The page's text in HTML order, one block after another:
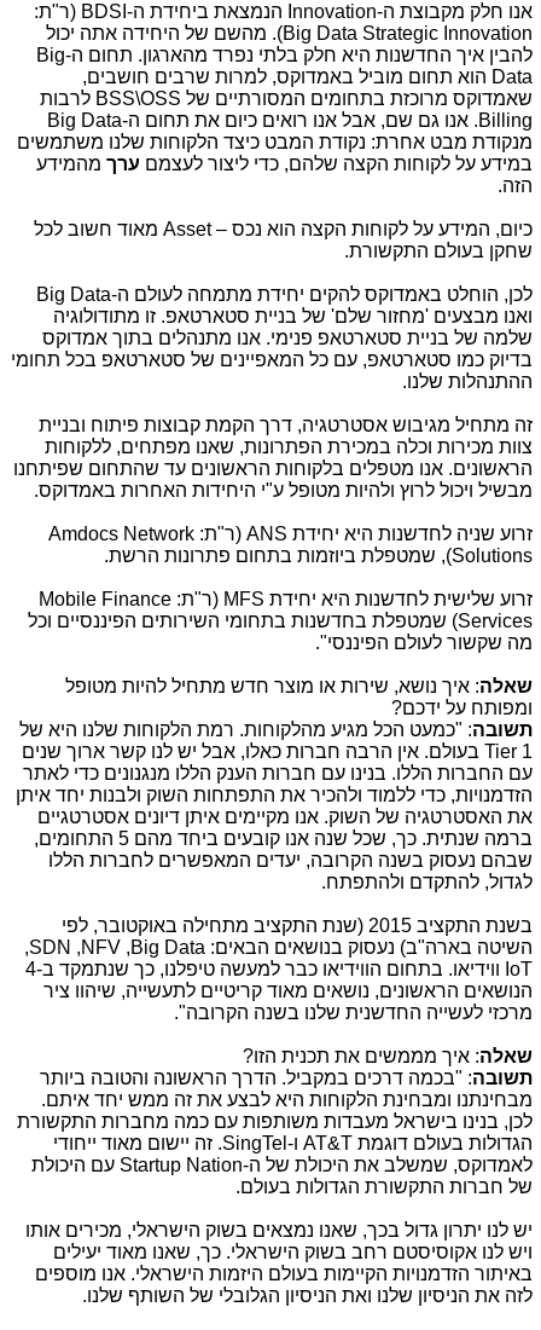
אנו חלק מקבוצת ה-Innovation הנמצאת ביחידת ה- BDSI (ר"ת:
Big Data Strategic Innovation). מהשם של היחידה אתה יכול
להבין איך החדשנות היא חלק בלתי נפרד מהארגון. תחום ה-Big
Data הוא תחום מוביל באמדוקס, למרות שרבים חושבים,
שאמדוקס מרוכזת בתחומים המסורתיים של OSS
\
BSS לרבות
Billing. אנו גם שם, אבל אנו רואים כיום את תחום ה-Big Data
מנקודת מבט אחרת: נקודת המבט כיצד הלקוחות שלנו משתמשים
במידע על לקוחות הקצה שלהם, כדי ליצור לעצמם ערך מהמידע
הזה.
כיום, המידע על לקוחות הקצה הוא נכס –Asset מאוד חשוב לכל
שחקן בעולם התקשורת.
לכן, הוחלט באמדוקס להקים יחידת מתמחה לעולם ה-Big Data
ואנו מבצעים 'מחזור שלם' של בניית סטארטאפ. זו מתודולוגיה
שלמה של בניית סטארטאפ פנימי. אנו מתנהלים בתוך אמדוקס
בדיוק כמו סטארטאפ, עם כל המאפיינים של סטארטאפ בכל תחומי
ההתנהלות שלנו.
זה מתחיל מגיבוש אסטרטגיה, דרך הקמת קבוצות פיתוח ובניית
צוות מכירות וכלה במכירת הפתרונות, שאנו מפתחים, ללקוחות
הראשונים. אנו מטפלים בלקוחות הראשונים עד שהתחום שפיתחנו
מבשיל ויכול לרוץ ולהיות מטופל ע"י היחידות האחרות באמדוקס.
זרוע שניה לחדשנות היא יחידת ANS (ר"ת: Amdocs Network
Solutions), שמטפלת ביוזמות בתחום פתרונות הרשת.
זרוע שלישית לחדשנות היא יחידת MFS (ר"ת:
Mobile Finance
Services) שמטפלת בחדשנות בתחומי השירותים הפיננסיים וכל
מה שקשור לעולם הפיננסי".
שאלה: איך נושא, שירות או מוצר חדש מתחיל להיות מטופל
ומפותח על ידכם?
תשובה: "כמעט הכל מגיע מהלקוחות. רמת הלקוחות שלנו היא של
Tier 1 בעולם. אין הרבה חברות כאלו, אבל יש לנו קשר ארוך שנים
עם החברות הללו. בנינו עם חברות הענק הללו מנגנונים כדי לאתר
הזדמנויות, כדי ללמוד ולהכיר את התפתחות השוק ולבנות יחד איתן
את האסטרטגיה של השוק. אנו מקיימים איתן דיונים אסטרטגיים
ברמה שנתית. כך, שכל שנה אנו קובעים ביחד מהם 5 התחומים,
שבהם נעסוק בשנה הקרובה, יעדים המאפשרים לחברות הללו
לגדול, להתקדם ולהתפתח.
בשנת התקציב 2015 (שנת התקציב מתחילה באוקטובר, לפי
השיטה בארה"ב) נעסוק בנושאים הבאים: Big Data
,
NFV
,
SDN
,
IoT
ווידיאו. בתחום הווידיאו כבר למעשה טיפלנו, כך שנתמקד ב-4
הנושאים הראשונים, נושאים מאוד קריטיים לתעשייה, שיהוו ציר
מרכזי לעשייה החדשנית שלנו בשנה הקרובה".
שאלה: איך מממשים את תכנית הזו?
תשובה: "בכמה דרכים במקביל. הדרך הראשונה והטובה ביותר
מבחינתנו ומבחינת הלקוחות היא לבצע את זה ממש יחד איתם.
לכן, בנינו בישראל מעבדות משותפות עם כמה מחברות התקשורת
הגדולות בעולם דוגמת AT&T ו- SingTel. זה יישום מאוד ייחודי
לאמדוקס, שמשלב את היכולת של ה-Startup Nation עם היכולת
של חברות התקשורת הגדולות בעולם.
יש לנו יתרון גדול בכך, שאנו נמצאים בשוק הישראלי, מכירים אותו
ויש לנו אקוסיסטם רחב בשוק הישראלי. כך, שאנו מאוד יעילים
באיתור הזדמנויות הקיימות בעולם היזמות הישראלי. אנו מוספים
לזה את הניסיון שלנו ואת הניסיון הגלובלי של השותף שלנו.